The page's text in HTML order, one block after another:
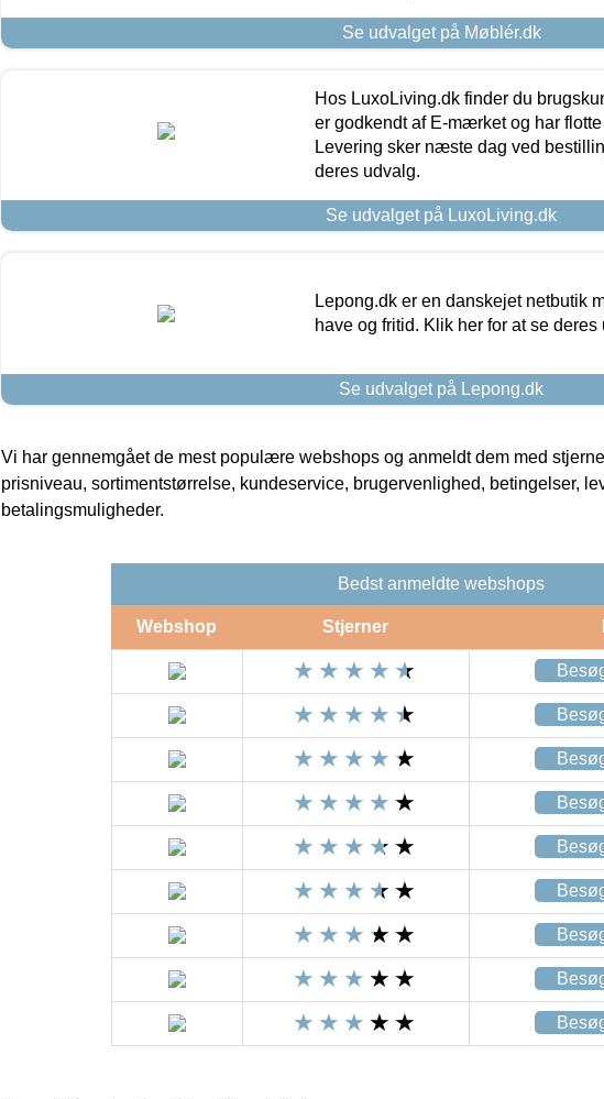
Se udvalget på Møblér.dk
Hos LuxoLiving.dk finder du
er godkendt af E-mærket og har
Levering sker næste dag ved
deres udvalg.
Se udvalget på LuxoLiving.dk
Lepong.dk er en danskejet netbutik
have og fritid. Klik her for at se deres
Se udvalget på Lepong.dk
Vi har gennemgået de mest populære webshops og anmeldt dem med
prisniveau, sortimentstørrelse, kundeservice, brugervenlighed, betingelser,
betalingsmuligheder.
Bedst anmeldte webshops
Webshop Stjerner